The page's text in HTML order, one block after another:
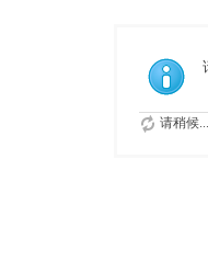
请稍候...